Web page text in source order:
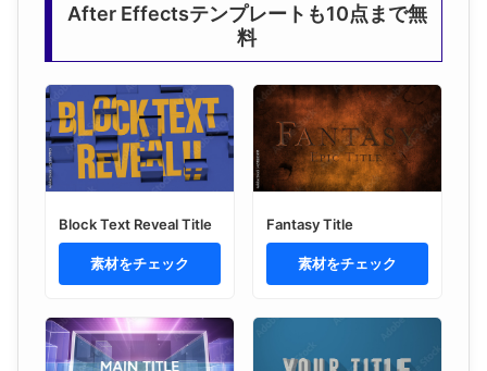
After Effectsテンプレートも10点まで無
料
Block Text Reveal Title
素材をチェック
Fantasy Title
素材をチェック